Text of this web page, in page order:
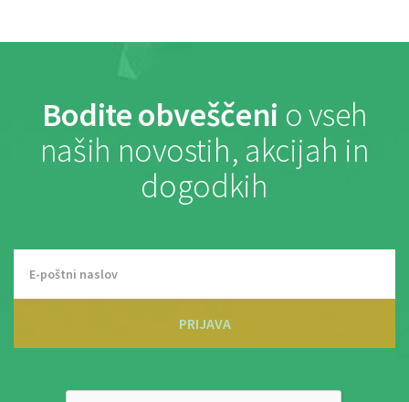
Bodite obveščeni o vseh
naših novostih, akcijah in
dogodkih
PRIJAVA